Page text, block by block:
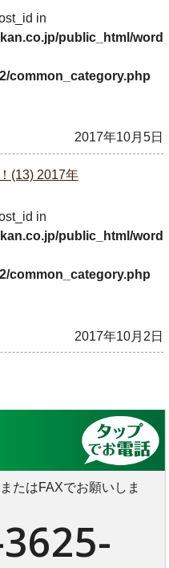
in
public_html/word
common_category.php
2017年10月5日
(13) 2017年
in
public_html/word
common_category.php
2017年10月2日
たはFAXでお願いしま